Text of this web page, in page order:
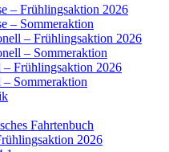
– Frühlingsaktion 2026
– Sommeraktion
– Frühlingsaktion 2026
– Sommeraktion
Frühlingsaktion 2026
Sommeraktion
Fahrtenbuch
2026